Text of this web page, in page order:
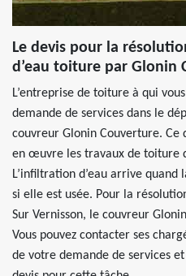
Le devis pour la
d’eau toiture par Glonin
L’entreprise de toiture à qui
demande de services dans le
couvreur Glonin Couverture.
en œuvre les travaux de toiture
L’infiltration d’eau arrive
si elle est usée. Pour la
Sur Vernisson, le couvreur
Vous pouvez contacter ses
de votre demande de services